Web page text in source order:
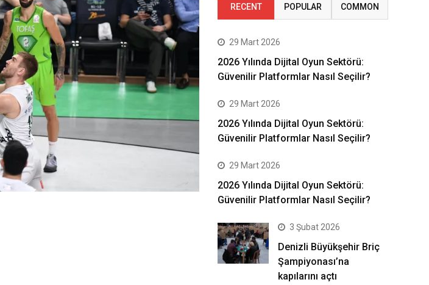
RECENT POPULAR COMMON
29 Mart 2026
2026 Yılında Dijital Oyun Sektörü:
Güvenilir Platformlar Nasıl Seçilir?
29 Mart 2026
2026 Yılında Dijital Oyun Sektörü:
Güvenilir Platformlar Nasıl Seçilir?
29 Mart 2026
2026 Yılında Dijital Oyun Sektörü:
Güvenilir Platformlar Nasıl Seçilir?
3 Şubat 2026
Denizli Büyükşehir Briç
Şampiyonası’na
kapılarını açtı